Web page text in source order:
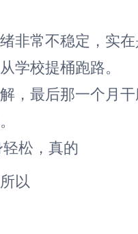
非常不稳定，实
学校提桶跑路。
，最后那一个月干
松，真的
以